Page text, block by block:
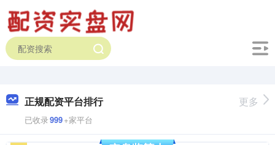
正规配资平台排行
已收录999+家平台
更多